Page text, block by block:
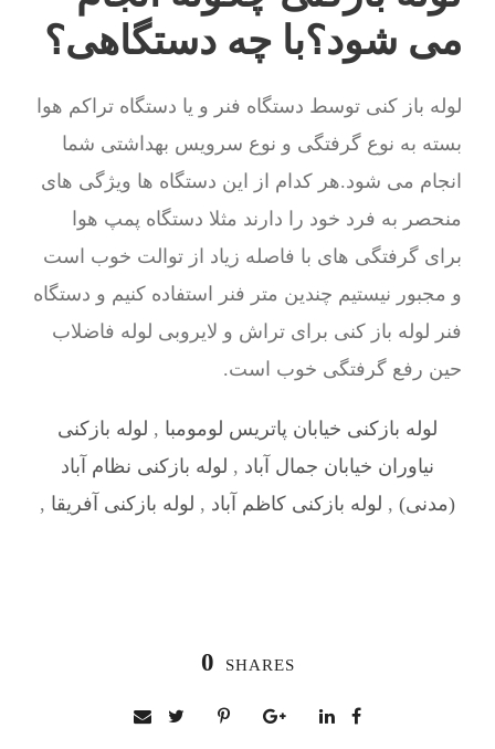
می شود؟با چه دستگاهی؟
لوله باز کنی توسط دستگاه فنر و یا دستگاه تراکم هوا
بسته به نوع گرفتگی و نوع سرویس بهداشتی شما
انجام می شود.هر کدام از این دستگاه ها ویژگی های
منحصر به فرد خود را دارند مثلا دستگاه پمپ هوا
برای گرفتگی های با فاصله زیاد از توالت خوب است
و مجبور نیستیم چندین متر فنر استفاده کنیم و دستگاه
فنر لوله باز کنی برای تراش و لایروبی لوله فاضلاب
حین رفع گرفتگی خوب است.
لوله بازکنی خیابان پاتریس لومومبا , لوله بازکنی
نیاوران خیابان جمال آباد , لوله بازکنی نظام آباد
(مدنی) , لوله بازکنی کاظم آباد , لوله بازکنی آفریقا ,
0 SHARES